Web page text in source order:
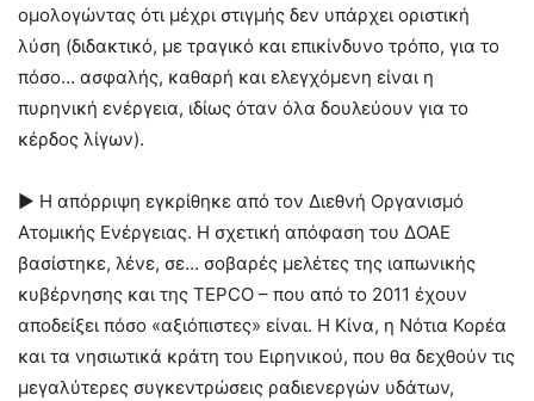
ομολογώντας ότι μέχρι στιγμής δεν υπάρχει οριστική
λύση (διδακτικό, με τραγικό και επικίνδυνο τρόπο, για το
πόσο… ασφαλής, καθαρή και ελεγχόμενη είναι η
πυρηνική ενέργεια, ιδίως όταν όλα δουλεύουν για το
κέρδος λίγων).
► Η απόρριψη εγκρίθηκε από τον Διεθνή Οργανισμό
Ατομικής Ενέργειας. Η σχετική απόφαση του ΔΟΑΕ
βασίστηκε, λένε, σε… σοβαρές μελέτες της ιαπωνικής
κυβέρνησης και της TEPCO – που από το 2011 έχουν
αποδείξει πόσο «αξιόπιστες» είναι. Η Κίνα, η Νότια Κορέα
και τα νησιωτικά κράτη του Ειρηνικού, που θα δεχθούν τις
μεγαλύτερες συγκεντρώσεις ραδιενεργών υδάτων,